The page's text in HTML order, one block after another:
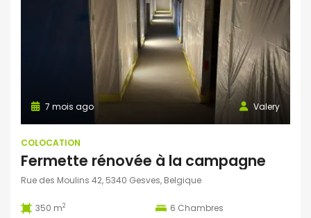
Valery
7 mois ago
COLOCATION
Fermette rénovée à la campagne
Rue des Moulins 42, 5340 Gesves, Belgique
350 m2 6 Chambres